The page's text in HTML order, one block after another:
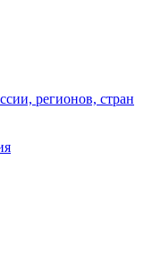
регионов, стран